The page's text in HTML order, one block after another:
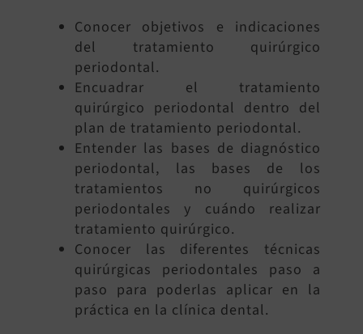
Conocer objetivos e indicaciones
del tratamiento quirúrgico
periodontal.
Encuadrar el tratamiento
quirúrgico periodontal dentro del
plan de tratamiento periodontal.
Entender las bases de diagnóstico
periodontal, las bases de los
tratamientos no quirúrgicos
periodontales y cuándo realizar
tratamiento quirúrgico.
Conocer las diferentes técnicas
quirúrgicas periodontales paso a
paso para poderlas aplicar en la
práctica en la clínica dental.